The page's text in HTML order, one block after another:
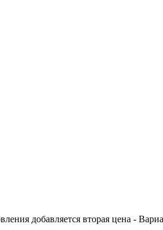
добавляется вторая цена -